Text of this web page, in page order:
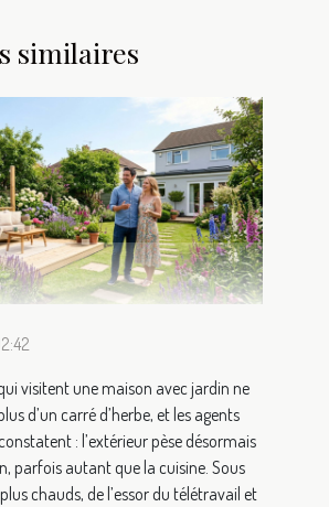
similaires
visitent une maison avec jardin ne
d’un carré d’herbe, et les agents
: l’extérieur pèse désormais
parfois autant que la cuisine. Sous
chauds, de l’essor du télétravail et